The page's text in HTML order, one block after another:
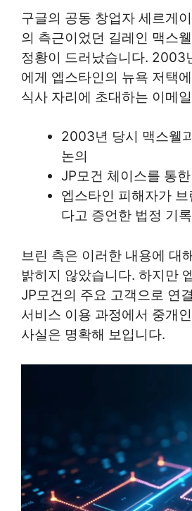
구글의 공동 창업자 세르게
의 측근이었던 길레인 맥스
정황이 드러났습니다. 2003
에게 엡스타인의 뉴욕 저택
식사 자리에 초대하는 이메
2003년 당시 맥스웰
논의
JP모건 체이스를 통
엡스타인 피해자가
다고 증언한 법정 기록
브린 측은 이러한 내용에 대
밝히지 않았습니다. 하지만
JP모건의 주요 고객으로 연
서비스 이용 과정에서 중개
사실은 명확해 보입니다.